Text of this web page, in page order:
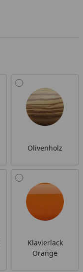
Olivenholz
Klavierlack
Orange